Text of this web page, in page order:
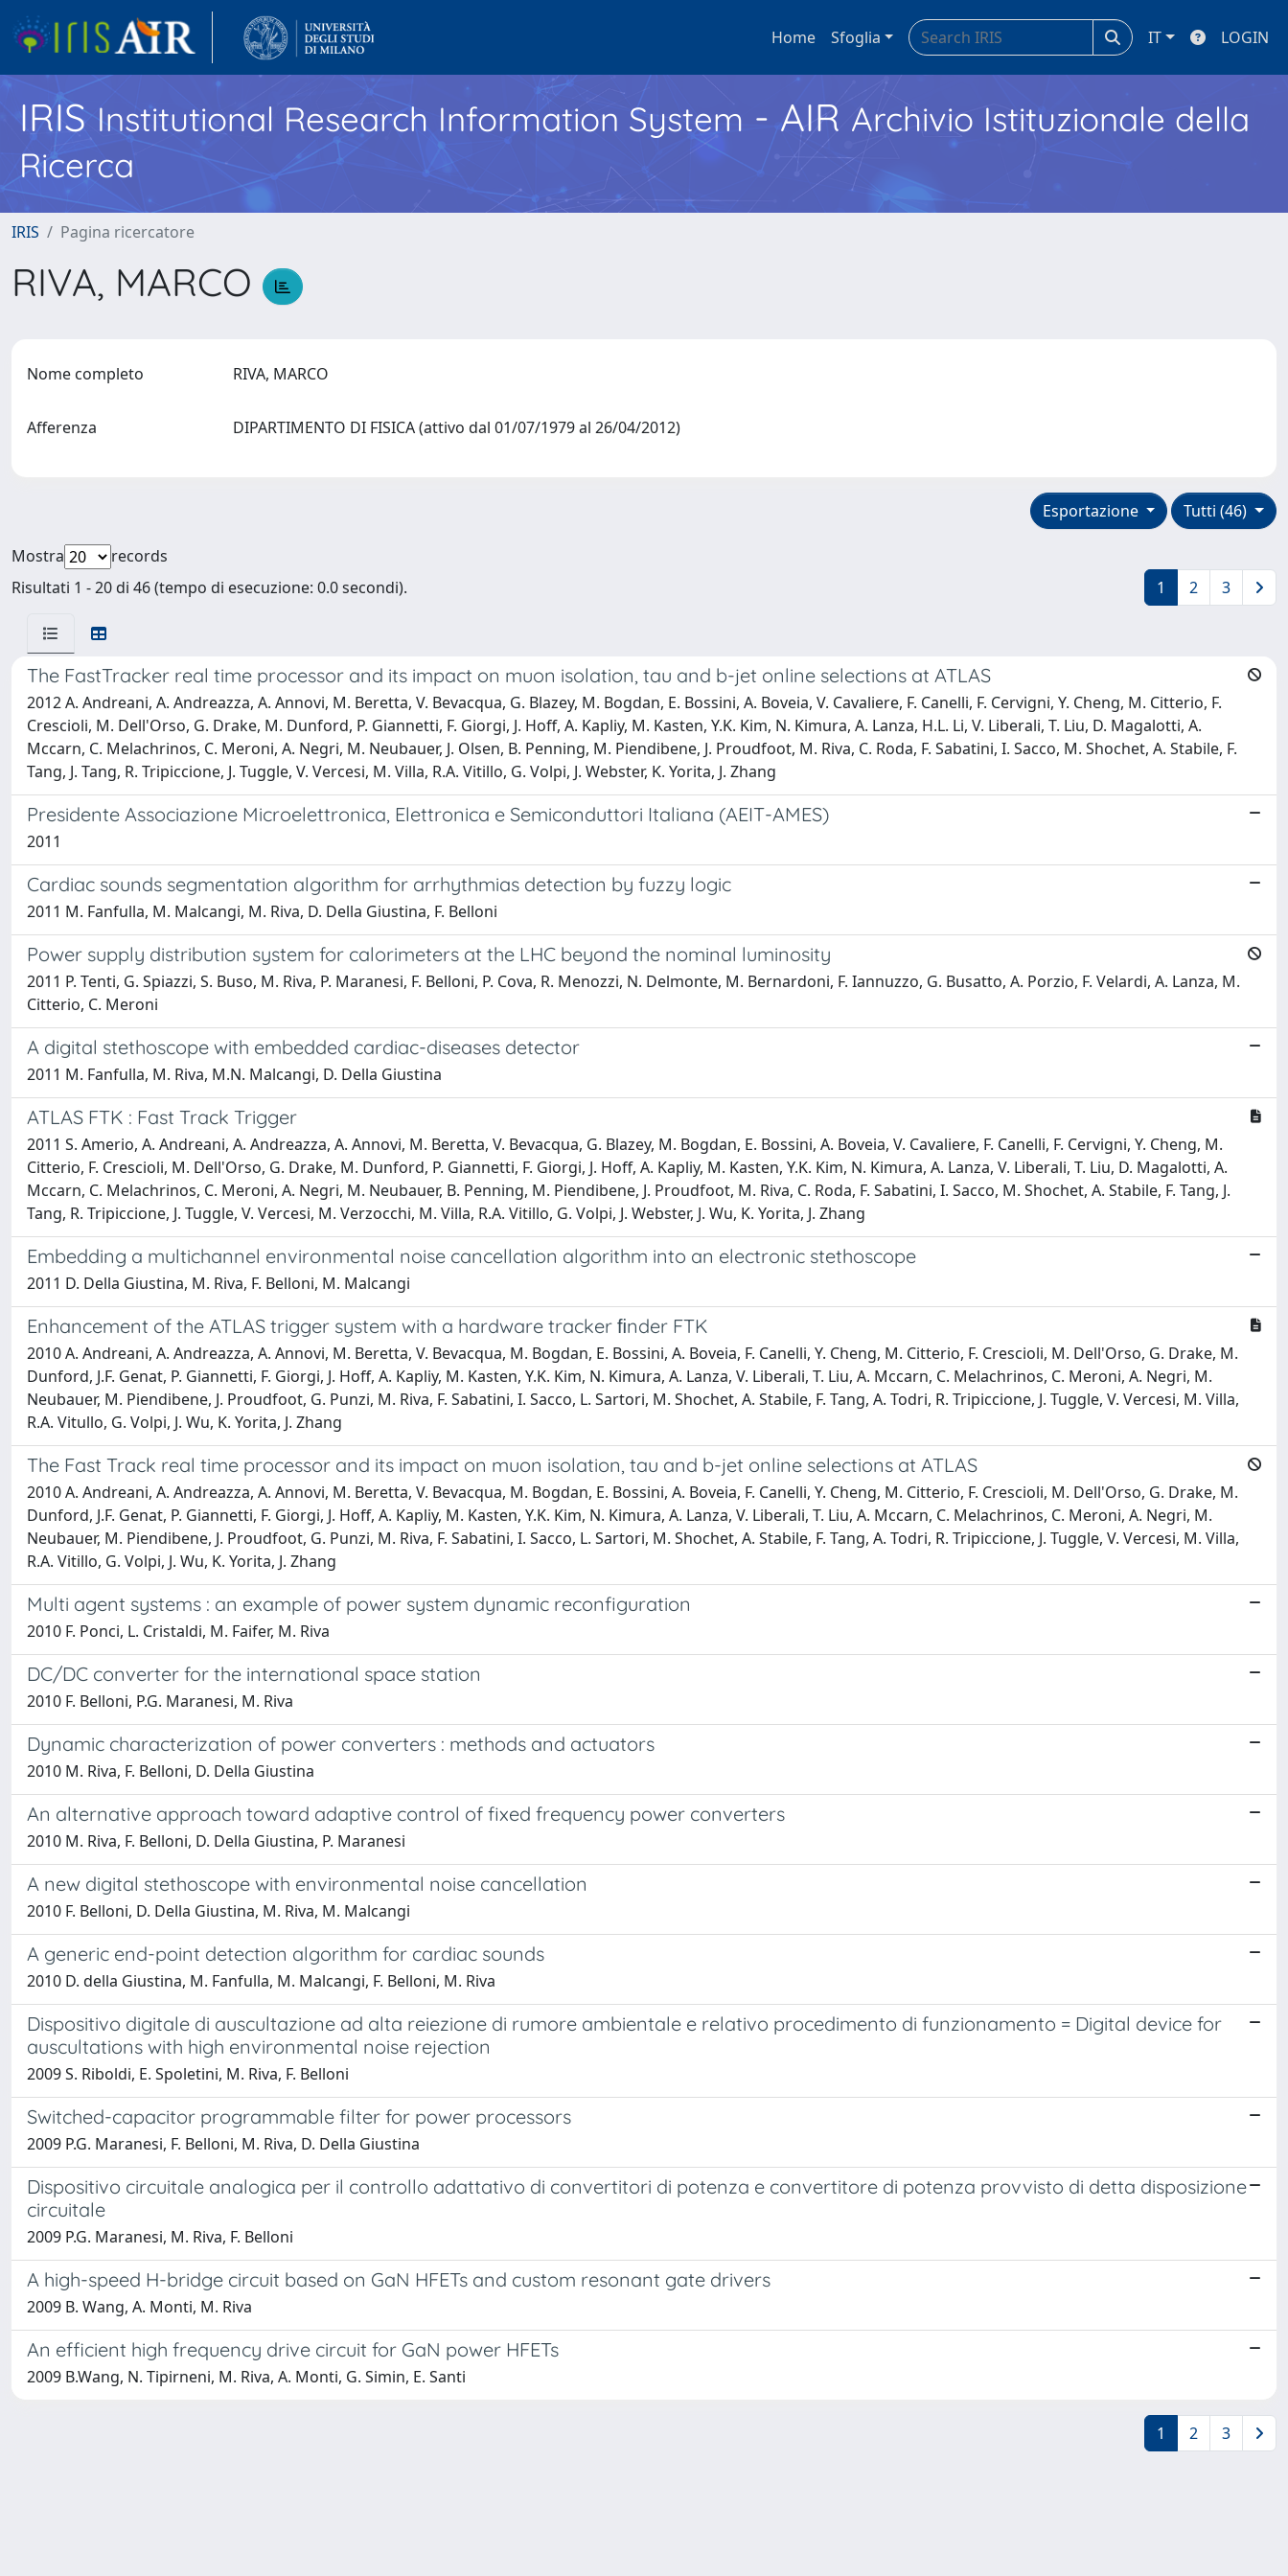
Home Sfoglia IT LOGIN
IRISInstitutional Research Information System - AIR Archivio Istituzionale della
Ricerca
IRIS Pagina ricercatore
RIVA, MARCO
Nome completo RIVA, MARCO
Afferenza DIPARTIMENTO DI FISICA (attivo dal 01/07/1979 al 26/04/2012)
Tutti (46)
Esportazione
Mostra
records
Risultati 1 - 20 di 46 (tempo di esecuzione: 0.0 secondi).
1 2 3
The FastTracker real time processor and its impact on muon isolation, tau and b-jet online selections at ATLAS
2012 A. Andreani, A. Andreazza, A. Annovi, M. Beretta, V. Bevacqua, G. Blazey, M. Bogdan, E. Bossini, A. Boveia, V. Cavaliere, F. Canelli, F. Cervigni, Y. Cheng, M. Citterio, F.
Crescioli, M. Dell'Orso, G. Drake, M. Dunford, P. Giannetti, F. Giorgi, J. Hoff, A. Kapliy, M. Kasten, Y.K. Kim, N. Kimura, A. Lanza, H.L. Li, V. Liberali, T. Liu, D. Magalotti, A.
Mccarn, C. Melachrinos, C. Meroni, A. Negri, M. Neubauer, J. Olsen, B. Penning, M. Piendibene, J. Proudfoot, M. Riva, C. Roda, F. Sabatini, I. Sacco, M. Shochet, A. Stabile, F.
Tang, J. Tang, R. Tripiccione, J. Tuggle, V. Vercesi, M. Villa, R.A. Vitillo, G. Volpi, J. Webster, K. Yorita, J. Zhang
Presidente Associazione Microelettronica, Elettronica e Semiconduttori Italiana (AEIT-AMES)
2011
Cardiac sounds segmentation algorithm for arrhythmias detection by fuzzy logic
2011 M. Fanfulla, M. Malcangi, M. Riva, D. Della Giustina, F. Belloni
Power supply distribution system for calorimeters at the LHC beyond the nominal luminosity
2011 P. Tenti, G. Spiazzi, S. Buso, M. Riva, P. Maranesi, F. Belloni, P. Cova, R. Menozzi, N. Delmonte, M. Bernardoni, F. Iannuzzo, G. Busatto, A. Porzio, F. Velardi, A. Lanza, M.
Citterio, C. Meroni
A digital stethoscope with embedded cardiac-diseases detector
2011 M. Fanfulla, M. Riva, M.N. Malcangi, D. Della Giustina
ATLAS FTK : Fast Track Trigger
2011 S. Amerio, A. Andreani, A. Andreazza, A. Annovi, M. Beretta, V. Bevacqua, G. Blazey, M. Bogdan, E. Bossini, A. Boveia, V. Cavaliere, F. Canelli, F. Cervigni, Y. Cheng, M.
Citterio, F. Crescioli, M. Dell'Orso, G. Drake, M. Dunford, P. Giannetti, F. Giorgi, J. Hoff, A. Kapliy, M. Kasten, Y.K. Kim, N. Kimura, A. Lanza, V. Liberali, T. Liu, D. Magalotti, A.
Mccarn, C. Melachrinos, C. Meroni, A. Negri, M. Neubauer, B. Penning, M. Piendibene, J. Proudfoot, M. Riva, C. Roda, F. Sabatini, I. Sacco, M. Shochet, A. Stabile, F. Tang, J.
Tang, R. Tripiccione, J. Tuggle, V. Vercesi, M. Verzocchi, M. Villa, R.A. Vitillo, G. Volpi, J. Webster, J. Wu, K. Yorita, J. Zhang
Embedding a multichannel environmental noise cancellation algorithm into an electronic stethoscope
2011 D. Della Giustina, M. Riva, F. Belloni, M. Malcangi
Enhancement of the ATLAS trigger system with a hardware tracker ﬁnder FTK
2010 A. Andreani, A. Andreazza, A. Annovi, M. Beretta, V. Bevacqua, M. Bogdan, E. Bossini, A. Boveia, F. Canelli, Y. Cheng, M. Citterio, F. Crescioli, M. Dell'Orso, G. Drake, M.
Dunford, J.F. Genat, P. Giannetti, F. Giorgi, J. Hoff, A. Kapliy, M. Kasten, Y.K. Kim, N. Kimura, A. Lanza, V. Liberali, T. Liu, A. Mccarn, C. Melachrinos, C. Meroni, A. Negri, M.
Neubauer, M. Piendibene, J. Proudfoot, G. Punzi, M. Riva, F. Sabatini, I. Sacco, L. Sartori, M. Shochet, A. Stabile, F. Tang, A. Todri, R. Tripiccione, J. Tuggle, V. Vercesi, M. Villa,
R.A. Vitullo, G. Volpi, J. Wu, K. Yorita, J. Zhang
The Fast Track real time processor and its impact on muon isolation, tau and b-jet online selections at ATLAS
2010 A. Andreani, A. Andreazza, A. Annovi, M. Beretta, V. Bevacqua, M. Bogdan, E. Bossini, A. Boveia, F. Canelli, Y. Cheng, M. Citterio, F. Crescioli, M. Dell'Orso, G. Drake, M.
Dunford, J.F. Genat, P. Giannetti, F. Giorgi, J. Hoff, A. Kapliy, M. Kasten, Y.K. Kim, N. Kimura, A. Lanza, V. Liberali, T. Liu, A. Mccarn, C. Melachrinos, C. Meroni, A. Negri, M.
Neubauer, M. Piendibene, J. Proudfoot, G. Punzi, M. Riva, F. Sabatini, I. Sacco, L. Sartori, M. Shochet, A. Stabile, F. Tang, A. Todri, R. Tripiccione, J. Tuggle, V. Vercesi, M. Villa,
R.A. Vitillo, G. Volpi, J. Wu, K. Yorita, J. Zhang
Multi agent systems : an example of power system dynamic reconfiguration
2010 F. Ponci, L. Cristaldi, M. Faifer, M. Riva
DC/DC converter for the international space station
2010 F. Belloni, P.G. Maranesi, M. Riva
Dynamic characterization of power converters : methods and actuators
2010 M. Riva, F. Belloni, D. Della Giustina
An alternative approach toward adaptive control of fixed frequency power converters
2010 M. Riva, F. Belloni, D. Della Giustina, P. Maranesi
A new digital stethoscope with environmental noise cancellation
2010 F. Belloni, D. Della Giustina, M. Riva, M. Malcangi
A generic end-point detection algorithm for cardiac sounds
2010 D. della Giustina, M. Fanfulla, M. Malcangi, F. Belloni, M. Riva
Dispositivo digitale di auscultazione ad alta reiezione di rumore ambientale e relativo procedimento di funzionamento = Digital device for
auscultations with high environmental noise rejection
2009 S. Riboldi, E. Spoletini, M. Riva, F. Belloni
Switched-capacitor programmable filter for power processors
2009 P.G. Maranesi, F. Belloni, M. Riva, D. Della Giustina
Dispositivo circuitale analogica per il controllo adattativo di convertitori di potenza e convertitore di potenza provvisto di detta disposizione
circuitale
2009 P.G. Maranesi, M. Riva, F. Belloni
A high-speed H-bridge circuit based on GaN HFETs and custom resonant gate drivers
2009 B. Wang, A. Monti, M. Riva
An efficient high frequency drive circuit for GaN power HFETs
2009 B.Wang, N. Tipirneni, M. Riva, A. Monti, G. Simin, E. Santi
1 2 3